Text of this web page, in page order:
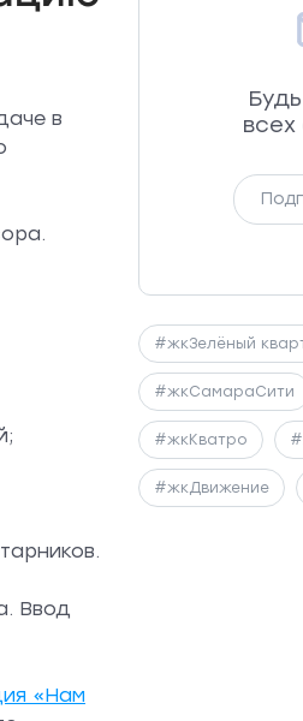
в
Ввод
«Нам
#жкЗелёный
#жкСамараСити
#жкКватро
#жкДвижение